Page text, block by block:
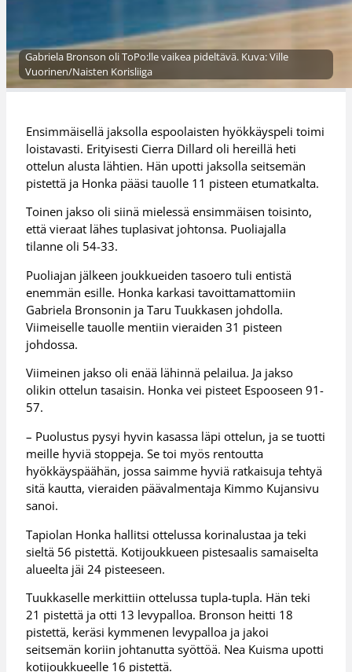
Gabriela Bronson oli ToPo:lle vaikea pideltävä. Kuva: Ville
Vuorinen/Naisten Korisliiga
Ensimmäisellä jaksolla espoolaisten hyökkäyspeli toimi
loistavasti. Erityisesti Cierra Dillard oli hereillä heti
ottelun alusta lähtien. Hän upotti jaksolla seitsemän
pistettä ja Honka pääsi tauolle 11 pisteen etumatkalta.
Toinen jakso oli siinä mielessä ensimmäisen toisinto,
että vieraat lähes tuplasivat johtonsa. Puoliajalla
tilanne oli 54-33.
Puoliajan jälkeen joukkueiden tasoero tuli entistä
enemmän esille. Honka karkasi tavoittamattomiin
Gabriela Bronsonin ja Taru Tuukkasen johdolla.
Viimeiselle tauolle mentiin vieraiden 31 pisteen
johdossa.
Viimeinen jakso oli enää lähinnä pelailua. Ja jakso
olikin ottelun tasaisin. Honka vei pisteet Espooseen 91-
57.
– Puolustus pysyi hyvin kasassa läpi ottelun, ja se tuotti
meille hyviä stoppeja. Se toi myös rentoutta
hyökkäyspäähän, jossa saimme hyviä ratkaisuja tehtyä
sitä kautta, vieraiden päävalmentaja Kimmo Kujansivu
sanoi.
Tapiolan Honka hallitsi ottelussa korinalustaa ja teki
sieltä 56 pistettä. Kotijoukkueen pistesaalis samaiselta
alueelta jäi 24 pisteeseen.
Tuukkaselle merkittiin ottelussa tupla-tupla. Hän teki
21 pistettä ja otti 13 levypalloa. Bronson heitti 18
pistettä, keräsi kymmenen levypalloa ja jakoi
seitsemän koriin johtanutta syöttöä. Nea Kuisma upotti
kotijoukkueelle 16 pistettä.